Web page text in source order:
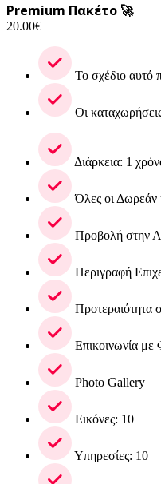
Premium Πακέτο 🚀
20.00€
Το σχέδιο αυτό
Οι
Διάρκεια: 1
Όλες οι Δωρεάν
Προβολή στην
Περιγραφή
Προτεραιότητα
Επικοινωνία
Photo Gallery
Εικόνες: 10
Υπηρεσίες: 10